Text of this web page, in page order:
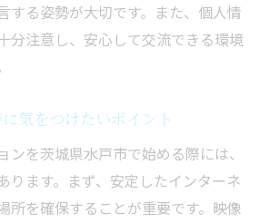
する姿勢が大切です。また、個人情
分注意し、安心して交流できる環境
気をつけたいポイント
ンを茨城県水戸市で始める際には、
ります。まず、安定したインターネ
所を確保することが重要です。映像